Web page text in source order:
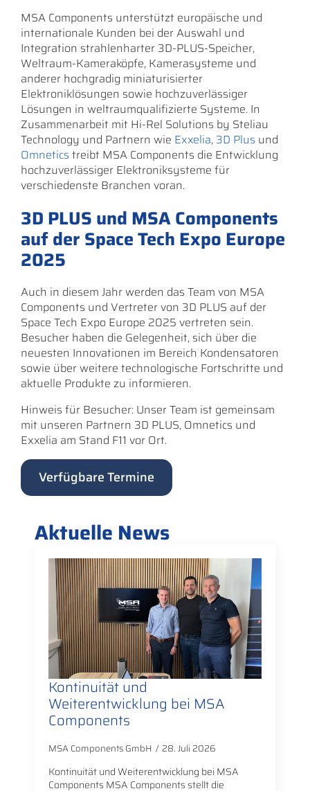
MSA Components unterstützt europäische und
internationale Kunden bei der Auswahl und
Integration strahlenharter 3D-PLUS-Speicher,
Weltraum-Kameraköpfe, Kamerasysteme und
anderer hochgradig miniaturisierter
Elektroniklösungen sowie hochzuverlässiger
Lösungen in weltraumqualifizierte Systeme. In
Zusammenarbeit mit Hi-Rel Solutions by Steliau
Technology und Partnern wie Exxelia, 3D Plus und
Omnetics treibt MSA Components die Entwicklung
hochzuverlässiger Elektroniksysteme für
verschiedenste Branchen voran.
3D PLUS und MSA Components
auf der Space Tech Expo Europe
2025
Auch in diesem Jahr werden das Team von MSA
Components und Vertreter von 3D PLUS auf der
Space Tech Expo Europe 2025 vertreten sein.
Besucher haben die Gelegenheit, sich über die
neuesten Innovationen im Bereich Kondensatoren
sowie über weitere technologische Fortschritte und
aktuelle Produkte zu informieren.
Hinweis für Besucher: Unser Team ist gemeinsam
mit unseren Partnern 3D PLUS, Omnetics und
Exxelia am Stand F11 vor Ort.
Verfügbare Termine
Aktuelle News
Kontinuität und
Weiterentwicklung bei MSA
Components
MSA Components GmbH 28. Juli 2026
Kontinuität und Weiterentwicklung bei MSA
Components MSA Components stellt die